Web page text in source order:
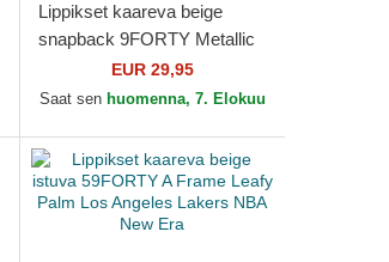
Lippikset kaareva beige
snapback 9FORTY Metallic
Los Angeles Lakers NBA
New Era
EUR 29,95
Saat sen huomenna, 7. Elokuu